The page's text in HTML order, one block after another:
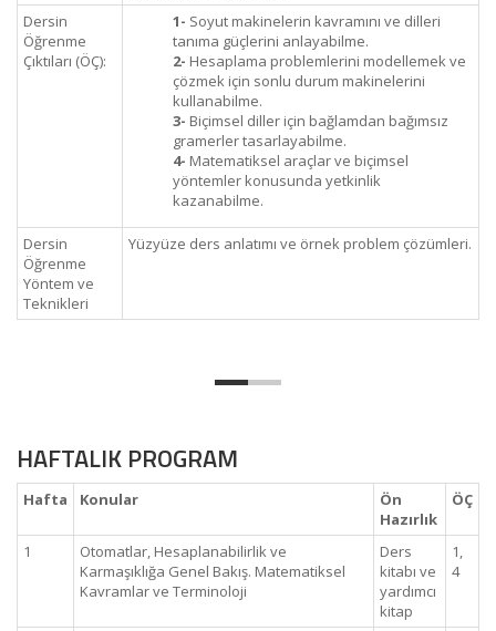
Dersin
Öğrenme
Çıktıları (ÖÇ):
1- Soyut makinelerin kavramını ve dilleri
tanıma güçlerini anlayabilme.
2- Hesaplama problemlerini modellemek ve
çözmek için sonlu durum makinelerini
kullanabilme.
3- Biçimsel diller için bağlamdan bağımsız
gramerler tasarlayabilme.
4- Matematiksel araçlar ve biçimsel
yöntemler konusunda yetkinlik
kazanabilme.
Dersin
Öğrenme
Yöntem ve
Teknikleri
Yüzyüze ders anlatımı ve örnek problem çözümleri.
HAFTALIK PROGRAM
Hafta Konular
Ön
Hazırlık
ÖÇ
1
Otomatlar, Hesaplanabilirlik ve
Karmaşıklığa Genel Bakış. Matematiksel
Kavramlar ve Terminoloji
Ders
kitabı ve
yardımcı
kitap
1,
4